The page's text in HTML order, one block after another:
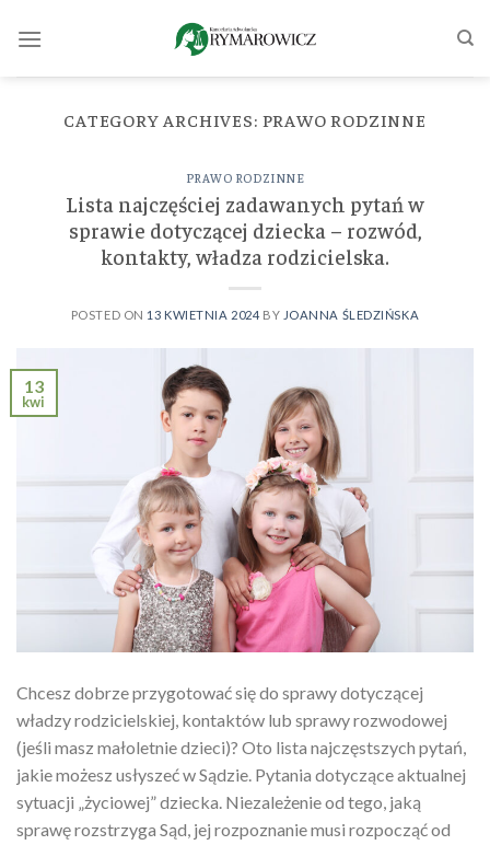
CATEGORY ARCHIVES: PRAWO RODZINNE
PRAWO RODZINNE
Lista najczęściej zadawanych pytań w
sprawie dotyczącej dziecka – rozwód,
kontakty, władza rodzicielska.
POSTED ON 13 KWIETNIA 2024 BY JOANNA ŚLEDZIŃSKA
13
kwi
Chcesz dobrze przygotować się do sprawy dotyczącej
władzy rodzicielskiej, kontaktów lub sprawy rozwodowej
(jeśli masz małoletnie dzieci)? Oto lista najczęstszych pytań,
jakie możesz usłyszeć w Sądzie. Pytania dotyczące aktualnej
sytuacji „życiowej” dziecka. Niezależenie od tego, jaką
sprawę rozstrzyga Sąd, jej rozpoznanie musi rozpocząć od